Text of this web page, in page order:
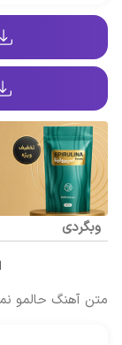
وبگردی
متن آهنگ حالمو